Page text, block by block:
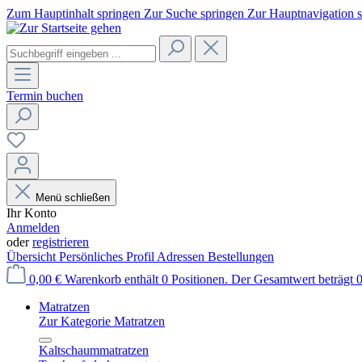
Zum Hauptinhalt springen Zur Suche springen Zur Hauptnavigation
Termin buchen
Menü schließen
Ihr Konto
Anmelden
oderregistrieren
Übersicht Persönliches Profil Adressen Bestellungen
0,00 € Warenkorb enthält 0 Positionen. Der Gesamtwert beträgt
Matratzen
Zur Kategorie Matratzen
Kaltschaummatratzen